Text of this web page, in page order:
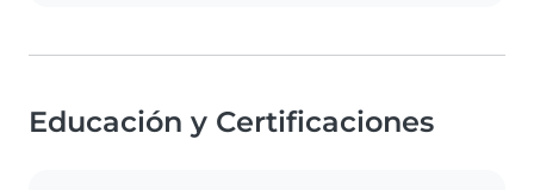
Educación y Certificaciones